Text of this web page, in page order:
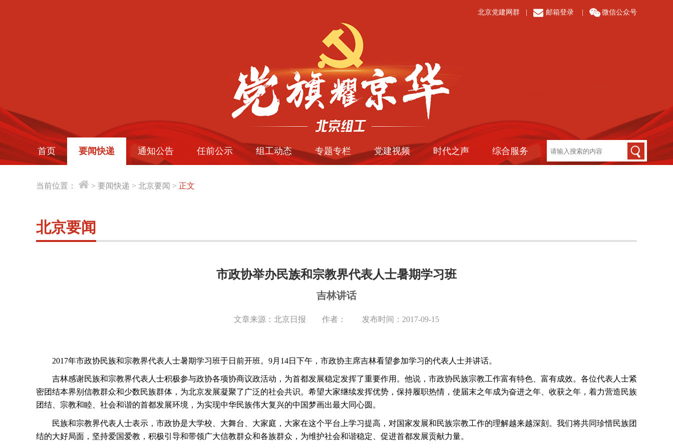
北京党建网群 邮箱登录 微信公众号
首页 要闻快递 通知公告 任前公示 组工动态 专题专栏 党建视频 时代之声 综合服务
当前位置： > 要闻快递 > 北京要闻 > 正文
北京要闻
市政协举办民族和宗教界代表人士暑期学习班
吉林讲话
文章来源：北京日报 作者： 发布时间：2017-09-15
2017年市政协民族和宗教界代表人士暑期学习班于日前开班。 9月14日 下午，市政协主席吉林看望参加学习的代表人士并讲话。
吉林感谢民族和宗教界代表人士积极参与政协各项协商议政活动，为首都发展稳定发挥了重要作用。他说，市政协民族宗教工作富有特色、富有成效。各位代表人士紧
密团结本界别信教群众和少数民族群体，为北京发展凝聚了广泛的社会共识。希望大家继续发挥优势，保持履职热情，使届末之年成为奋进之年、收获之年，着力营造民族
团结、宗教和睦、社会和谐的首都发展环境，为实现中华民族伟大复兴的中国梦画出最大同心圆。
民族和宗教界代表人士表示，市政协是大学校、大舞台、大家庭，大家在这个平台上学习提高，对国家发展和民族宗教工作的理解越来越深刻。我们将共同珍惜民族团
结的大好局面，坚持爱国爱教，积极引导和带领广大信教群众和各族群众，为维护社会和谐稳定、促进首都发展贡献力量。